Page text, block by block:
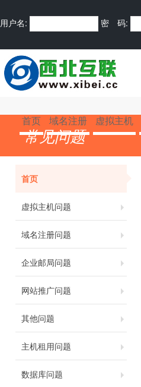
用户名: 密 码:
首页 域名注册 虚拟主机
常见问题
首页
虚拟主机问题
域名注册问题
企业邮局问题
网站推广问题
其他问题
主机租用问题
数据库问题